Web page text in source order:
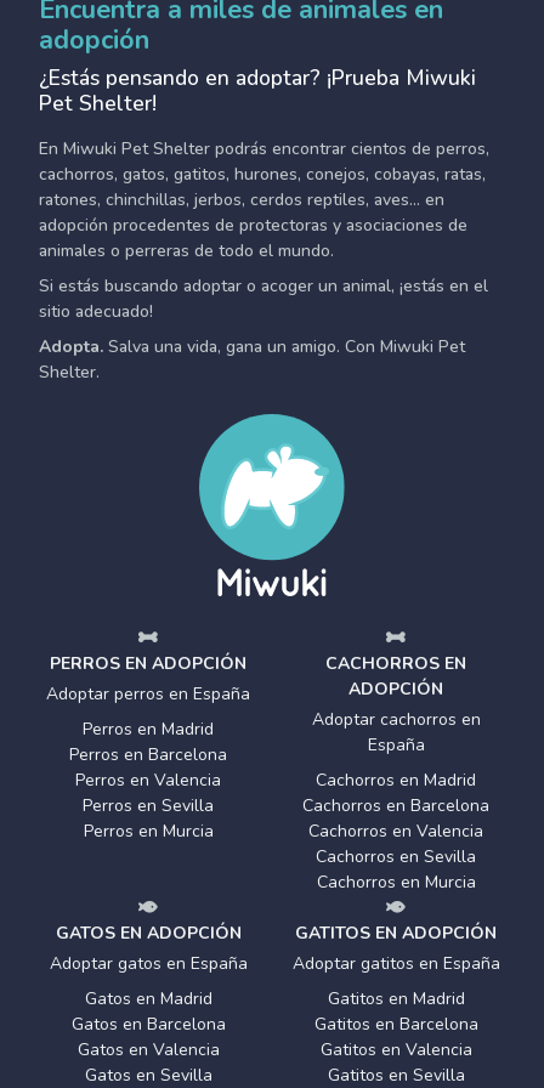
Encuentra a miles de animales en
adopción
¿Estás pensando en adoptar? ¡Prueba Miwuki
Pet Shelter!
En Miwuki Pet Shelter podrás encontrar cientos de perros,
cachorros, gatos, gatitos, hurones, conejos, cobayas, ratas,
ratones, chinchillas, jerbos, cerdos reptiles, aves... en
adopción procedentes de protectoras y asociaciones de
animales o perreras de todo el mundo.
Si estás buscando adoptar o acoger un animal, ¡estás en el
sitio adecuado!
Adopta. Salva una vida, gana un amigo. Con Miwuki Pet
Shelter.
PERROS EN ADOPCIÓN
Adoptar perros en España
Perros en Madrid
Perros en Barcelona
Perros en Valencia
Perros en Sevilla
Perros en Murcia
CACHORROS EN
ADOPCIÓN
Adoptar cachorros en
España
Cachorros en Madrid
Cachorros en Barcelona
Cachorros en Valencia
Cachorros en Sevilla
Cachorros en Murcia
GATOS EN ADOPCIÓN
Adoptar gatos en España
Gatos en Madrid
Gatos en Barcelona
Gatos en Valencia
Gatos en Sevilla
GATITOS EN ADOPCIÓN
Adoptar gatitos en España
Gatitos en Madrid
Gatitos en Barcelona
Gatitos en Valencia
Gatitos en Sevilla